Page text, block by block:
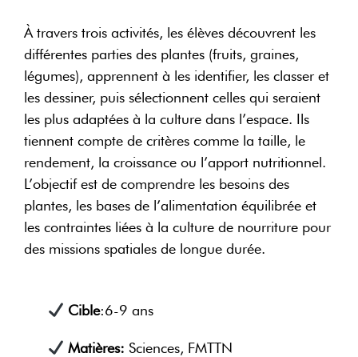
À travers trois activités, les élèves découvrent les
différentes parties des plantes (fruits, graines,
légumes), apprennent à les identifier, les classer et
les dessiner, puis sélectionnent celles qui seraient
les plus adaptées à la culture dans l’espace. Ils
tiennent compte de critères comme la taille, le
rendement, la croissance ou l’apport nutritionnel.
L’objectif est de comprendre les besoins des
plantes, les bases de l’alimentation équilibrée et
les contraintes liées à la culture de nourriture pour
des missions spatiales de longue durée.
Cible:6-9 ans
Matières: Sciences, FMTTN